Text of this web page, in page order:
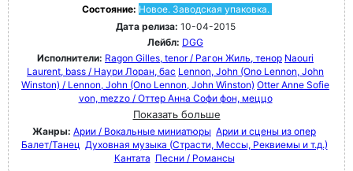
Состояние: Новое. Заводская упаковка.
Дата релиза: 10-04-2015
Лейбл: DGG
Исполнители: Ragon Gilles, tenor / Рагон Жиль, тенор Naouri
Laurent, bass / Наури Лоран, бас Lennon, John (Ono Lennon, John
Winston) / Lennon, John (Ono Lennon, John Winston) Otter Anne Sofie
von, mezzo / Оттер Анна Софи фон, меццо
Показать больше
Жанры: Арии / Вокальные миниатюры Арии и сцены из опер
Балет/Танец Духовная музыка (Страсти, Мессы, Реквиемы и т.д.)
Кантата Песни / Романсы